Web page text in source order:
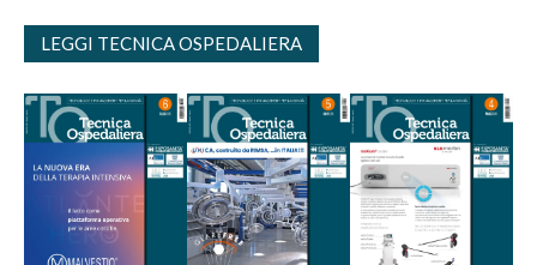
LEGGI TECNICA OSPEDALIERA